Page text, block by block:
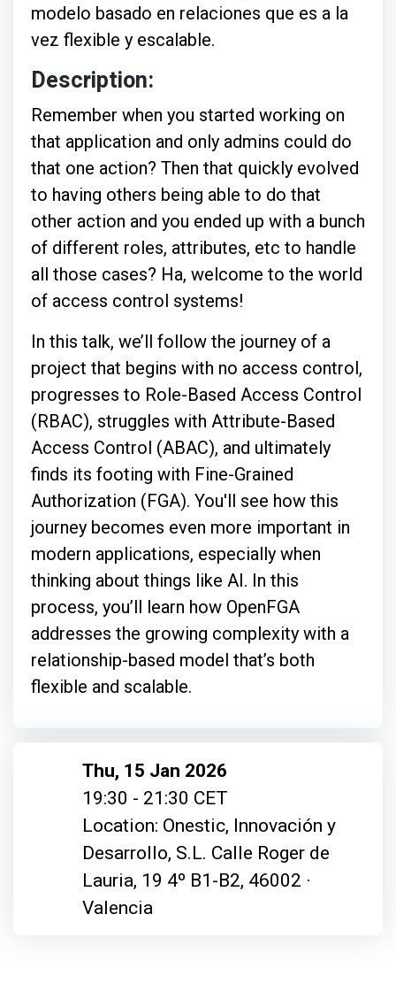
modelo basado en relaciones que es a la
vez flexible y escalable.
Description:
Remember when you started working on
that application and only admins could do
that one action? Then that quickly evolved
to having others being able to do that
other action and you ended up with a bunch
of different roles, attributes, etc to handle
all those cases? Ha, welcome to the world
of access control systems!
In this talk, we’ll follow the journey of a
project that begins with no access control,
progresses to Role-Based Access Control
(RBAC), struggles with Attribute-Based
Access Control (ABAC), and ultimately
finds its footing with Fine-Grained
Authorization (FGA). You'll see how this
journey becomes even more important in
modern applications, especially when
thinking about things like AI. In this
process, you’ll learn how OpenFGA
addresses the growing complexity with a
relationship-based model that’s both
flexible and scalable.
Thu, 15 Jan 2026
19:30 - 21:30 CET
Location: Onestic, Innovación y
Desarrollo, S.L. Calle Roger de
Lauria, 19 4º B1-B2, 46002 ·
Valencia